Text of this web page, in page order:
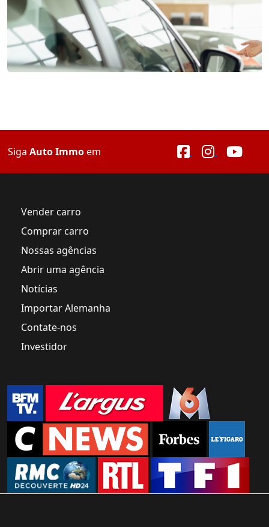
Siga Auto Immoem
Vender carro
Comprar carro
Nossas agências
Abrir uma agência
Notícias
Importar Alemanha
Contate-nos
Investidor